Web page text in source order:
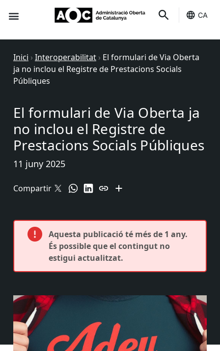
CA
Inici › Interoperabilitat › El formulari de Via Oberta
ja no inclou el Registre de Prestacions Socials
Públiques
El formulari de Via Oberta ja
no inclou el Registre de
Prestacions Socials Públiques
11 juny 2025
Compartir
Aquesta publicació té més de 1 any.
És possible que el contingut no
estigui actualitzat.